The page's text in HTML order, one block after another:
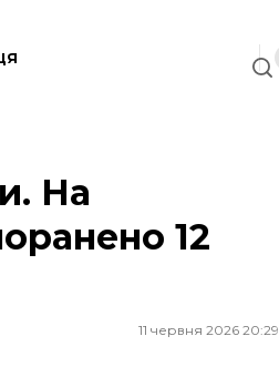
На
12
11 червня 2026 20:29